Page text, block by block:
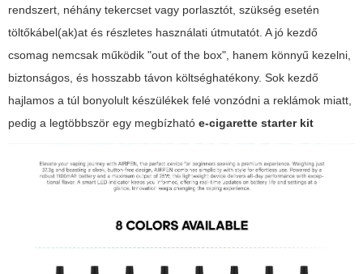
rendszert, néhány tekercset vagy porlasztót, szükség esetén
töltőkábel(ak)at és részletes használati útmutatót. A jó kezdő
csomag nemcsak működik "out of the box", hanem könnyű kezelni,
biztonságos, és hosszabb távon költséghatékony. Sok kezdő
hajlamos a túl bonyolult készülékek felé vonzódni a reklámok miatt,
pedig a legtöbbször egy megbízható e-cigarette starter kit